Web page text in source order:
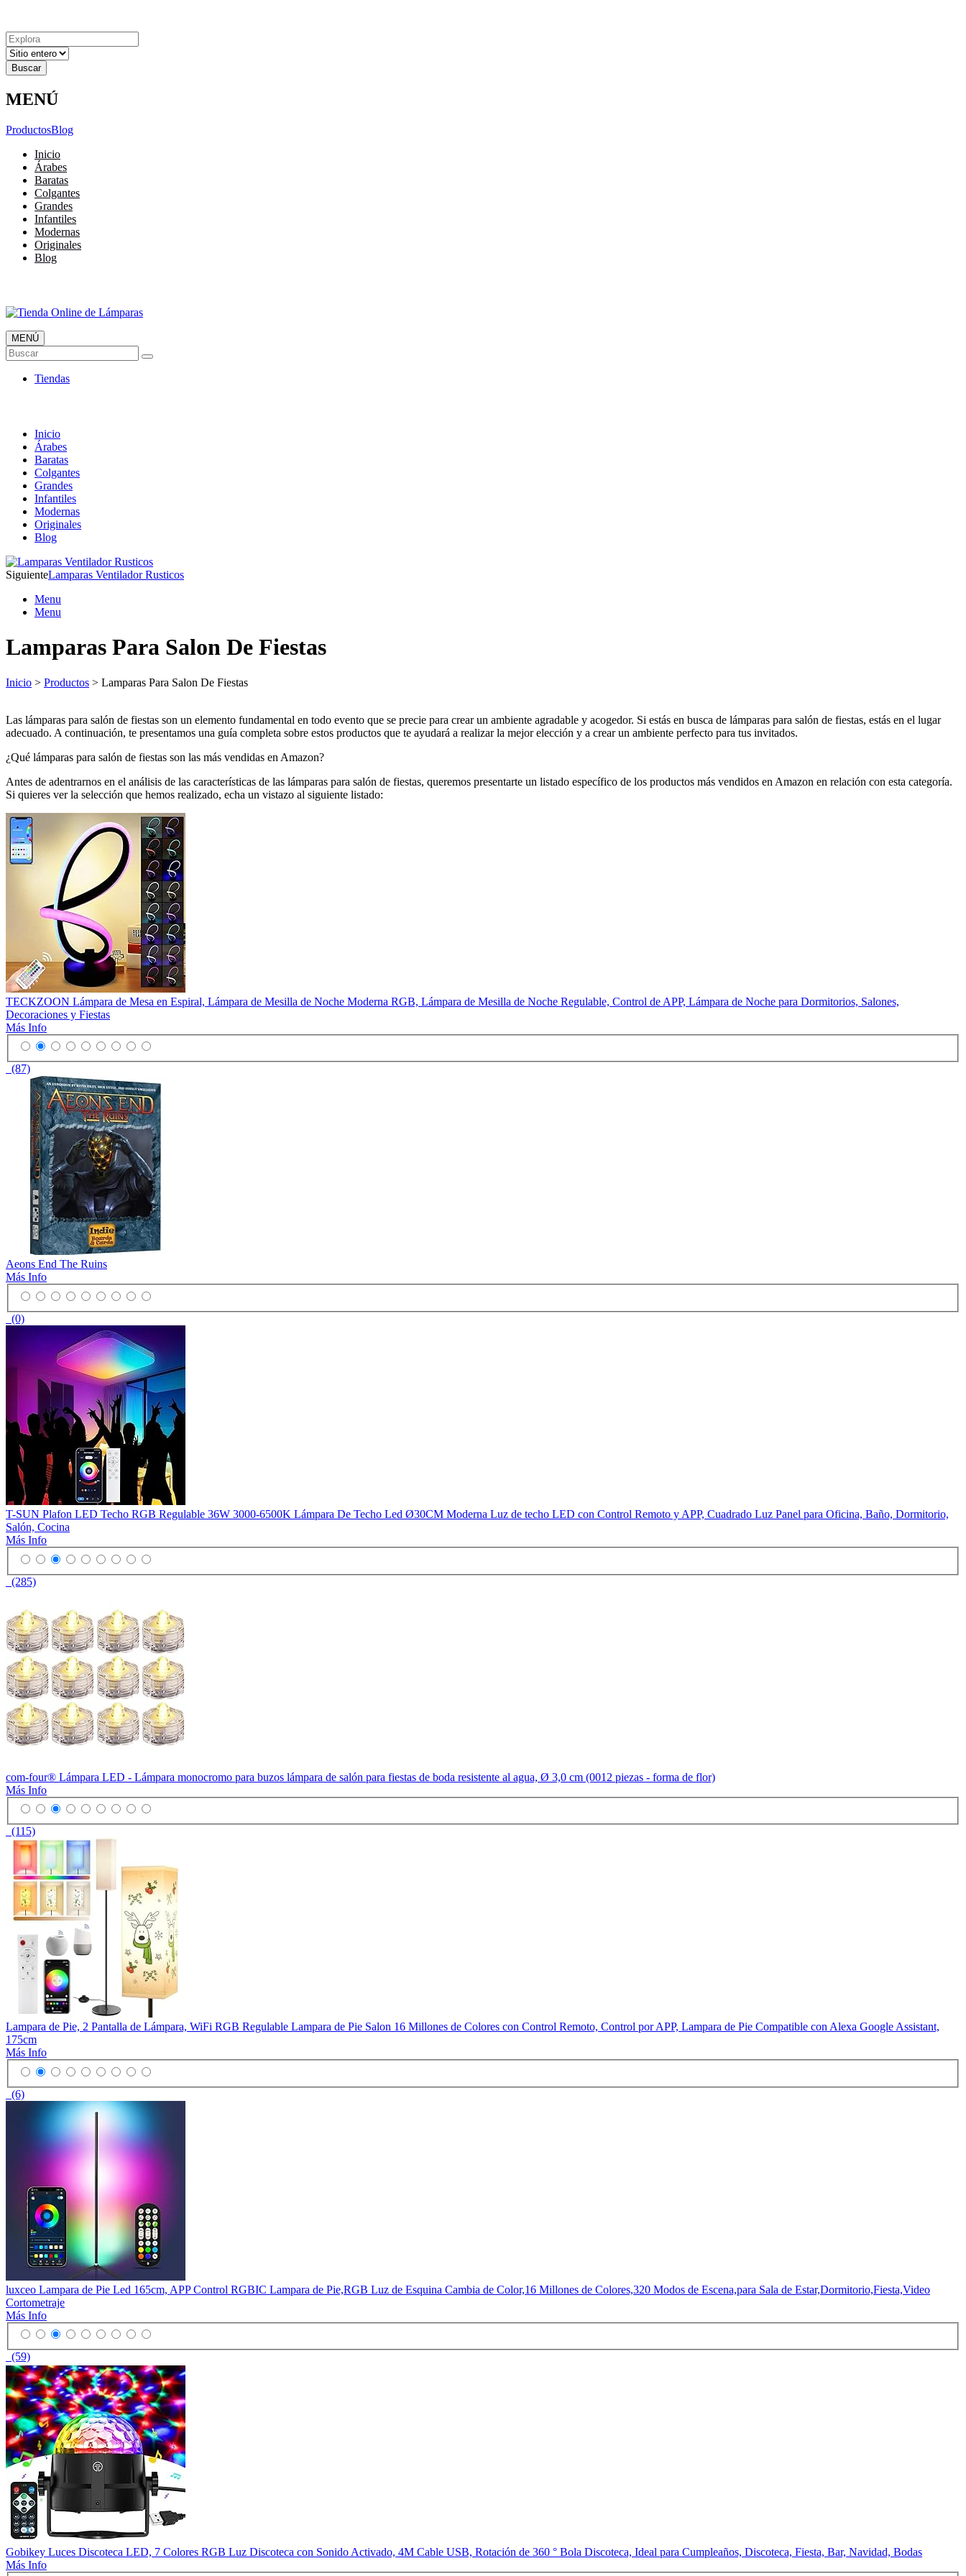
Resultados
para
MENÚ
ProductosBlog
Inicio
Árabes
Baratas
Colgantes
Grandes
Infantiles
Modernas
Originales
Blog
Tienda Online de Lámparas
TOP en Ventas
MENÚ
Buscar
Tiendas
Inicio
Árabes
Baratas
Colgantes
Grandes
Infantiles
Modernas
Originales
Blog
SiguienteLamparas Ventilador Rusticos
Menu
Menu
Lamparas Para Salon De Fiestas
Inicio > Productos > Lamparas Para Salon De Fiestas
Las lámparas para salón de fiestas son un elemento fundamental en todo evento que se precie para crear un ambiente agradable y acogedor. Si estás en busca de lámparas para salón de fiestas, estás en el lugar
adecuado. A continuación, te presentamos una guía completa sobre estos productos que te ayudará a realizar la mejor elección y a crear un ambiente perfecto para tus invitados.
¿Qué lámparas para salón de fiestas son las más vendidas en Amazon?
Antes de adentrarnos en el análisis de las características de las lámparas para salón de fiestas, queremos presentarte un listado específico de los productos más vendidos en Amazon en relación con esta categoría.
Si quieres ver la selección que hemos realizado, echa un vistazo al siguiente listado:
TECKZOON Lámpara de Mesa en Espiral, Lámpara de Mesilla de Noche Moderna RGB, Lámpara de Mesilla de Noche Regulable, Control de APP, Lámpara de Noche para Dormitorios, Salones,
Decoraciones y Fiestas
Más Info
(87)
Aeons End The Ruins
Más Info
(0)
T-SUN Plafon LED Techo RGB Regulable 36W 3000-6500K Lámpara De Techo Led Ø30CM Moderna Luz de techo LED con Control Remoto y APP, Cuadrado Luz Panel para Oficina, Baño, Dormitorio,
Salón, Cocina
Más Info
(285)
com-four® Lámpara LED - Lámpara monocromo para buzos lámpara de salón para fiestas de boda resistente al agua, Ø 3,0 cm (0012 piezas - forma de flor)
Más Info
(115)
Lampara de Pie, 2 Pantalla de Lámpara, WiFi RGB Regulable Lampara de Pie Salon 16 Millones de Colores con Control Remoto, Control por APP, Lampara de Pie Compatible con Alexa Google Assistant,
175cm
Más Info
(6)
luxceo Lampara de Pie Led 165cm, APP Control RGBIC Lampara de Pie,RGB Luz de Esquina Cambia de Color,16 Millones de Colores,320 Modos de Escena,para Sala de Estar,Dormitorio,Fiesta,Video
Cortometraje
Más Info
(59)
Gobikey Luces Discoteca LED, 7 Colores RGB Luz Discoteca con Sonido Activado, 4M Cable USB, Rotación de 360 ° Bola Discoteca, Ideal para Cumpleaños, Discoteca, Fiesta, Bar, Navidad, Bodas
Más Info